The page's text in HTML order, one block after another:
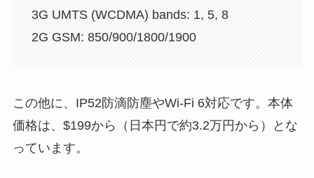
3G UMTS (WCDMA) bands: 1, 5, 8
2G GSM: 850/900/1800/1900
この他に、IP52防滴防塵やWi-Fi 6対応です。本体
価格は、$199から（日本円で約3.2万円から）とな
っています。